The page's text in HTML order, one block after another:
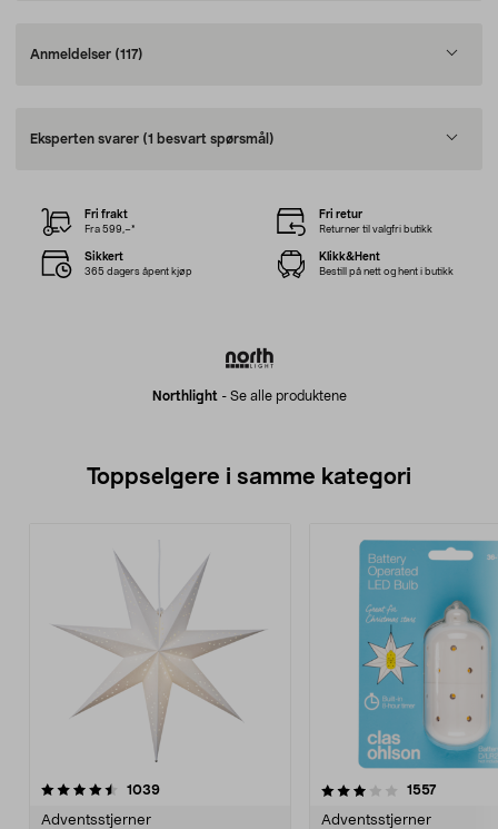
Anmeldelser (117)
Eksperten svarer (1 besvart spørsmål)
Northlight - Se alle produktene
Fri frakt
Fra 599,–*
Fri retur
Returner til valgfri butikk
Sikkert
365 dagers åpent kjøp
Klikk&Hent
Bestill på nett og hent i butikk
Toppselgere i samme kategori
1039anmeldelser
Adventsstjerner
3.0 av 5 stjerner 1557
Adventsstjerner
4.5 av 5 stjerner